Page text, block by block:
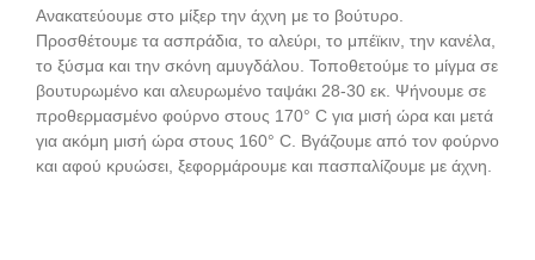
Ανακατεύουμε στο μίξερ την άχνη με το βούτυρο.
Προσθέτουμε τα ασπράδια, το αλεύρι, το μπέϊκιν, την κανέλα,
το ξύσμα και την σκόνη αμυγδάλου. Τοποθετούμε το μίγμα σε
βουτυρωμένο και αλευρωμένο ταψάκι 28-30 εκ. Ψήνουμε σε
προθερμασμένο φούρνο στους 170° C για μισή ώρα και μετά
για ακόμη μισή ώρα στους 160° C. Βγάζουμε από τον φούρνο
και αφού κρυώσει, ξεφορμάρουμε και πασπαλίζουμε με άχνη.